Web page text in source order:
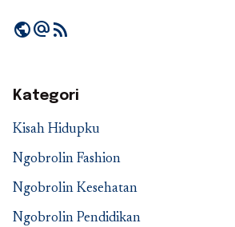
publicalternate_emailrss_feed
Kategori
Kisah Hidupku
Ngobrolin Fashion
Ngobrolin Kesehatan
Ngobrolin Pendidikan